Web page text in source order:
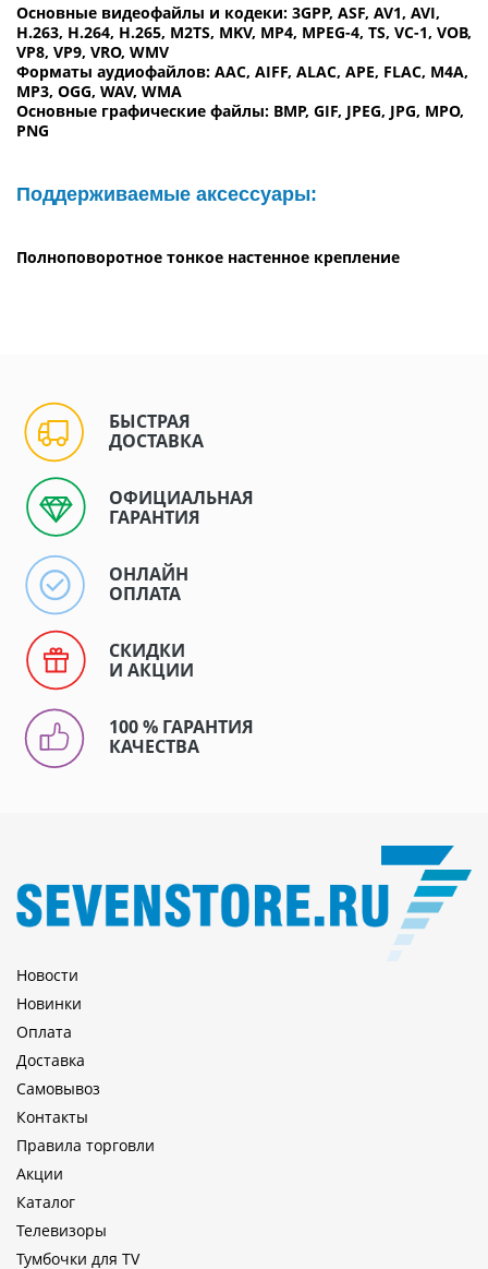
Основные видеофайлы и кодеки: 3GPP, ASF, AV1, AVI,
H.263, H.264, H.265, M2TS, MKV, MP4, MPEG-4, TS, VC-1, VOB,
VP8, VP9, VRO, WMV
Форматы аудиофайлов: AAC, AIFF, ALAC, APE, FLAC, M4A,
MP3, OGG, WAV, WMA
Основные графические файлы: BMP, GIF, JPEG, JPG, MPO,
PNG
Поддерживаемые аксессуары:
Полноповоротное тонкое настенное крепление
БЫСТРАЯ
ДОСТАВКА
ОФИЦИАЛЬНАЯ
ГАРАНТИЯ
ОНЛАЙН
ОПЛАТА
СКИДКИ
И АКЦИИ
100 % ГАРАНТИЯ
КАЧЕСТВА
Новости
Новинки
Оплата
Доставка
Самовывоз
Контакты
Правила торговли
Акции
Каталог
Телевизоры
Тумбочки для TV